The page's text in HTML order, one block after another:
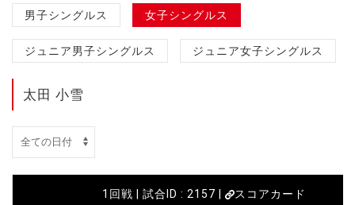
男子シングルス 女子シングルス
ジュニア男子シングルス ジュニア女子シングルス
太田 小雪
1回戦 | 試合ID : 2157 | スコアカード